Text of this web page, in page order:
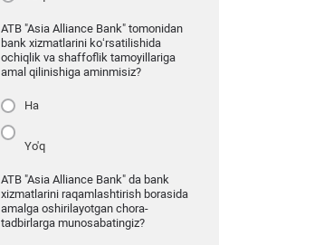
ATB "Asia Alliance Bank" tomonidan
bank xizmatlarini ko‘rsatilishida
ochiqlik va shaffoflik tamoyillariga
amal qilinishiga aminmisiz?
Ha
Yo'q
ATB "Asia Alliance Bank" da bank
xizmatlarini raqamlashtirish borasida
amalga oshirilayotgan chora-
tadbirlarga munosabatingiz?